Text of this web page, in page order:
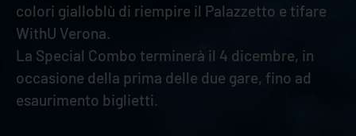
colori gialloblù di riempire il Palazzetto e tifare
WithU Verona.
La Special Combo terminerà il 4 dicembre, in
occasione della prima delle due gare, fino ad
esaurimento biglietti.